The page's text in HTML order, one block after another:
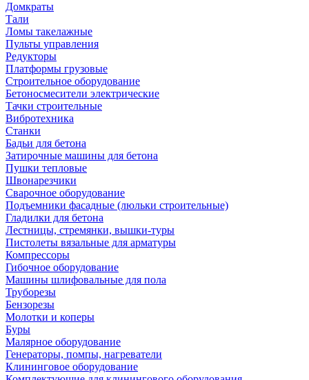
Домкраты
Тали
Ломы такелажные
Пульты управления
Редукторы
Платформы грузовые
Строительное оборудование
Бетоносмесители электрические
Тачки строительные
Вибротехника
Станки
Бадьи для бетона
Затирочные машины для бетона
Пушки тепловые
Швонарезчики
Сварочное оборудование
Подъемники фасадные (люльки строительные)
Гладилки для бетона
Лестницы, стремянки, вышки-туры
Пистолеты вязальные для арматуры
Компрессоры
Гибочное оборудование
Машины шлифовальные для пола
Труборезы
Бензорезы
Молотки и коперы
Буры
Малярное оборудование
Генераторы, помпы, нагреватели
Клининговое оборудование